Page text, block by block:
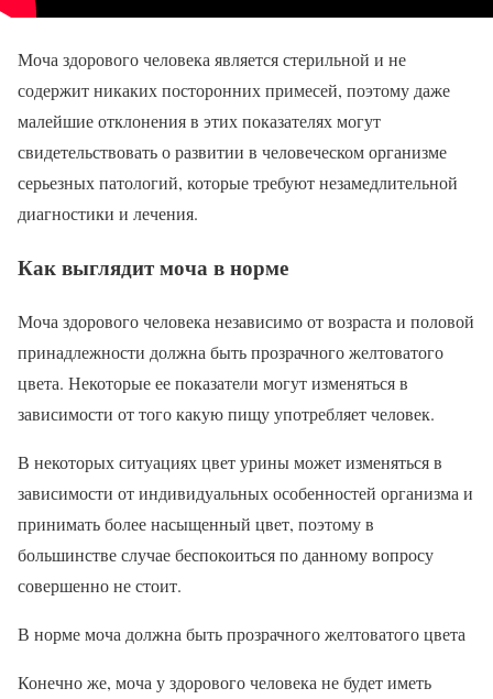
Моча здорового человека является стерильной и не
содержит никаких посторонних примесей, поэтому даже
малейшие отклонения в этих показателях могут
свидетельствовать о развитии в человеческом организме
серьезных патологий, которые требуют незамедлительной
диагностики и лечения.
Как выглядит моча в норме
Моча здорового человека независимо от возраста и половой
принадлежности должна быть прозрачного желтоватого
цвета. Некоторые ее показатели могут изменяться в
зависимости от того какую пищу употребляет человек.
В некоторых ситуациях цвет урины может изменяться в
зависимости от индивидуальных особенностей организма и
принимать более насыщенный цвет, поэтому в
большинстве случае беспокоиться по данному вопросу
совершенно не стоит.
В норме моча должна быть прозрачного желтоватого цвета
Конечно же, моча у здорового человека не будет иметь